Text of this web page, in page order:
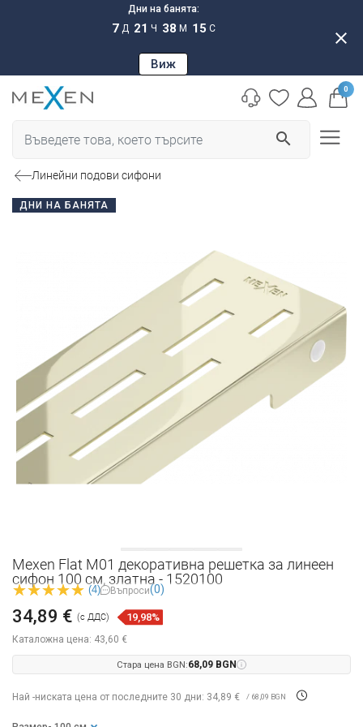
Дни на банята:
7 Д 21 Ч 38 М 14 С
Виж
close
search
0
Линейни подови сифони
ДНИ НА БАНЯТА
Mexen Flat M01 декоративна решетка за линеен
сифон 100 см, златна - 1520100
(4) Въпроси(0)
Каталожна цена: 43,60 €
34,89 € (с ДДС) 19,98%
Стара цена BGN:68,09 BGN
Най -ниската цена от последните 30 дни: 34,89 € / 68,09 BGN